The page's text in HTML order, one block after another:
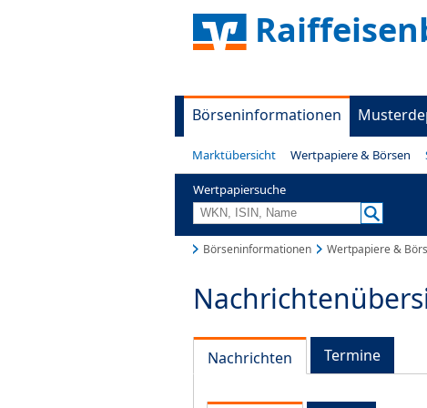
Börseninformationen
Marktübersicht Wertpapiere & Börsen
Wertpapiersuche
Börseninformationen Wertpapiere &
Nachrichten Termine